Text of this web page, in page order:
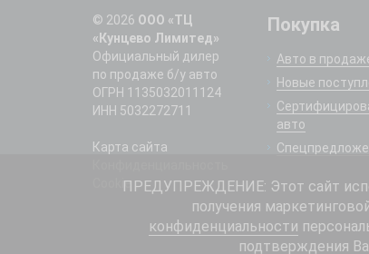
© 2026 ООО «ТЦ
«Кунцево Лимитед»
Официальный дилер
по продаже б/у авто
ОГРН 1135032011124
ИНН 5032272711
Карта сайта
Cookie
Покупка
Авто в
Новые
авто
ПРЕДУПРЕЖДЕНИЕ: Этот сайт
получения
конфиденциальности
подтверждения